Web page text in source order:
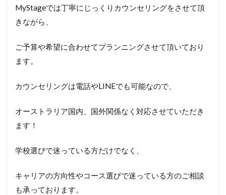
MyStageでは丁寧にじっくりカウンセリングをさせて頂
きながら、
ご予算や希望に合わせてプランニングさせて頂いており
ます。
カウンセリングは電話やLINEでも可能なので、
オーストラリア国内、国外関係なく対応させていただき
ます！
学校選びで迷っている方だけでなく、
キャリアの方向性やコース選びで迷っている方のご相談
も承っております。